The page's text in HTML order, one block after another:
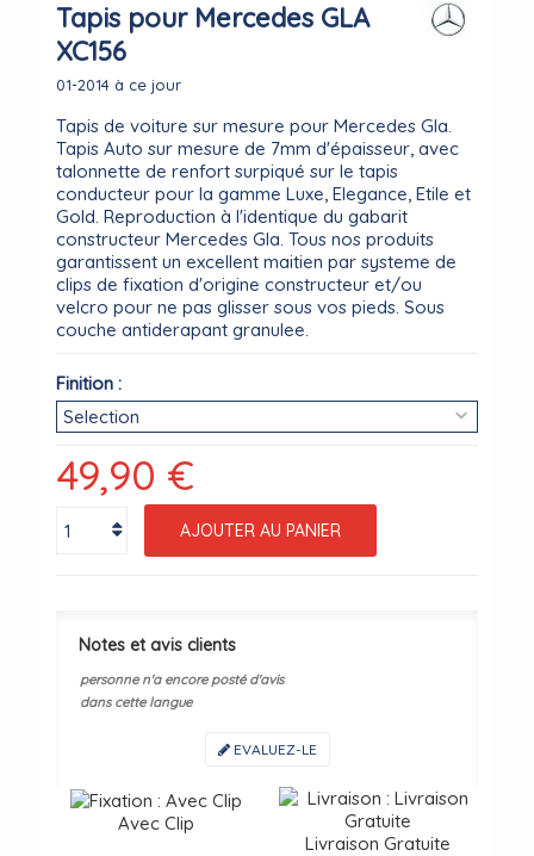
Tapis pour Mercedes GLA
XC156
01-2014 à ce jour
Tapis de voiture sur mesure pour Mercedes Gla.
Tapis Auto sur mesure de 7mm d'épaisseur, avec
talonnette de renfort surpiqué sur le tapis
conducteur pour la gamme Luxe, Elegance, Etile et
Gold. Reproduction à l'identique du gabarit
constructeur Mercedes Gla. Tous nos produits
garantissent un excellent maitien par systeme de
clips de fixation d'origine constructeur et/ou
velcro pour ne pas glisser sous vos pieds. Sous
couche antiderapant granulee.
Finition :
49,90 €
AJOUTER AU PANIER
Notes et avis clients
personne n'a encore posté d'avis
dans cette langue
EVALUEZ-LE
Avec Clip
Livraison Gratuite